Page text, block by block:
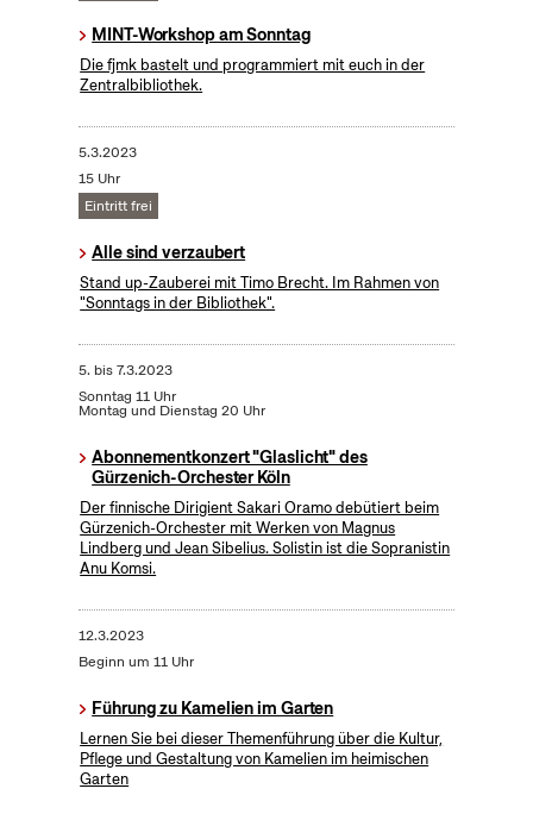
MINT-Workshop am Sonntag
Die fjmk bastelt und programmiert mit euch in der
Zentralbibliothek.
5.3.2023
15 Uhr
Eintritt frei
Alle sind verzaubert
Stand up-Zauberei mit Timo Brecht. Im Rahmen von
"Sonntags in der Bibliothek".
5. bis7.3.2023
Sonntag 11 Uhr
Montag und Dienstag 20 Uhr
Abonnementkonzert "Glaslicht" des
Gürzenich-Orchester Köln
Der finnische Dirigient Sakari Oramo debütiert beim
Gürzenich-Orchester mit Werken von Magnus
Lindberg und Jean Sibelius. Solistin ist die Sopranistin
Anu Komsi.
12.3.2023
Beginn um 11 Uhr
Führung zu Kamelien im Garten
Lernen Sie bei dieser Themenführung über die Kultur,
Pflege und Gestaltung von Kamelien im heimischen
Garten